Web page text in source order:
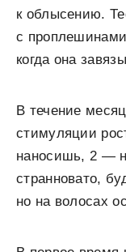
к облысению.
с
когда она
В течение
стимуляции
наносишь, 2 —
странновато,
но на волосах